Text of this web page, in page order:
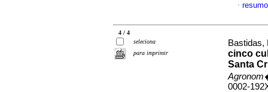
·
4 / 4
seleciona
para imprimir
Bastidas,
cinco
Santa
0002-